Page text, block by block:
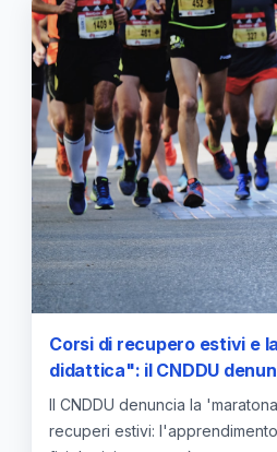
Corsi di recupero estivi e
didattica": il CNDDU
della compressione dei
Il CNDDU denuncia la
recuperi estivi: